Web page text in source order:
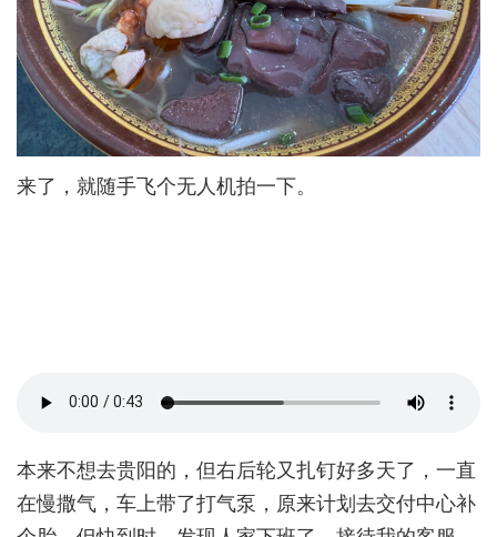
来了，就随手飞个无人机拍一下。
本来不想去贵阳的，但右后轮又扎钉好多天了，一直
在慢撒气，车上带了打气泵，原来计划去交付中心补